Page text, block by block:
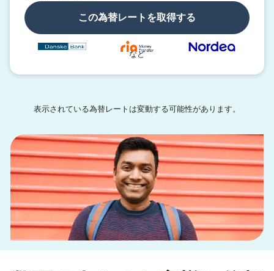
この為替レートを取得する
など
表示されている為替レートは変動する可能性があります。